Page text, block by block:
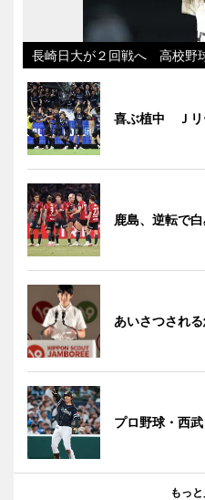
長崎日大が２回戦へ 高校野
喜ぶ植中 Ｊリ
鹿島、逆転で
あいさつされ
プロ野球・西
もっ